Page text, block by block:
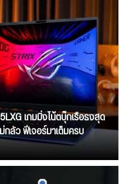
เกมมิ่งโน้ตบุ๊กเรือธงสุด
ลัว ฟีเจอร์มาเต็มครบ